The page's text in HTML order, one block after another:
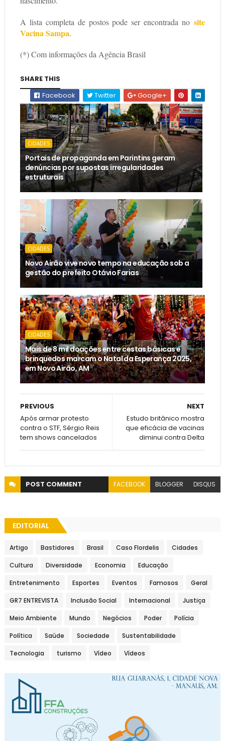
A lista completa de postos pode ser encontrada nosite
Vacina Sampa.
(*) Com informações da Agência Brasil
SHARE THIS
Facebook
Twitter Google+
CIDADES
Portais de propaganda em Parintins geram
denúncias por supostas irregularidades
estruturais
CIDADES
Novo Airão vive novo tempo na educação sob a
gestão do prefeito Otávio Farias
CIDADES
Mais de 8 mil doações entre cestas básicas e
brinquedos marcam o Natal da Esperança 2025,
em Novo Airão, AM
NEXT
Estudo britânico mostra
que eficácia de vacinas
diminui contra Delta
PREVIOUS
Após armar protesto
contra o STF, Sérgio Reis
tem shows cancelados
POST COMMENT FACEBOOK BLOGGER DISQUS
EDITORIAL
Artigo Bastidores Brasil Caso Flordelis Cidades
Cultura Diversidade Economia Educação
Entretenimento Esportes Eventos Famosos Geral
GR7 ENTREVISTA Inclusão Social Internacional Justiça
Meio Ambiente Mundo Negócios Poder Polícia
Política Saúde Sociedade Sustentabilidade
Tecnologia turismo Vídeo Vídeos